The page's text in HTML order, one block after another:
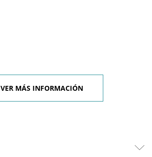
VER MÁS INFORMACIÓN